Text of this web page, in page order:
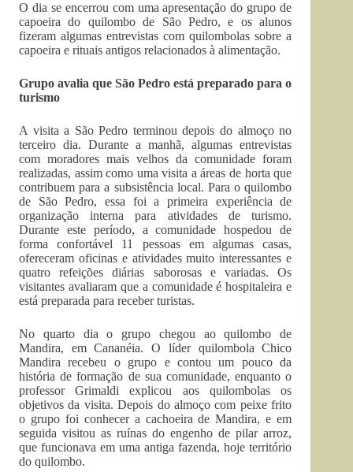
O dia se encerrou com uma apresentação do grupo de
capoeira do quilombo de São Pedro, e os alunos
fizeram algumas entrevistas com quilombolas sobre a
capoeira e rituais antigos relacionados à alimentação.
Grupo avalia que São Pedro está preparado para o
turismo
A visita a São Pedro terminou depois do almoço no
terceiro dia. Durante a manhã, algumas entrevistas
com moradores mais velhos da comunidade foram
realizadas, assim como uma visita a áreas de horta que
contribuem para a subsistência local. Para o quilombo
de São Pedro, essa foi a primeira experiência de
organização interna para atividades de turismo.
Durante este período, a comunidade hospedou de
forma confortável 11 pessoas em algumas casas,
ofereceram oficinas e atividades muito interessantes e
quatro refeições diárias saborosas e variadas. Os
visitantes avaliaram que a comunidade é hospitaleira e
está preparada para receber turistas.
No quarto dia o grupo chegou ao quilombo de
Mandira, em Cananéia. O líder quilombola Chico
Mandira recebeu o grupo e contou um pouco da
história de formação de sua comunidade, enquanto o
professor Grimaldi explicou aos quilombolas os
objetivos da visita. Depois do almoço com peixe frito
o grupo foi conhecer a cachoeira de Mandira, e em
seguida visitou as ruínas do engenho de pilar arroz,
que funcionava em uma antiga fazenda, hoje território
do quilombo.